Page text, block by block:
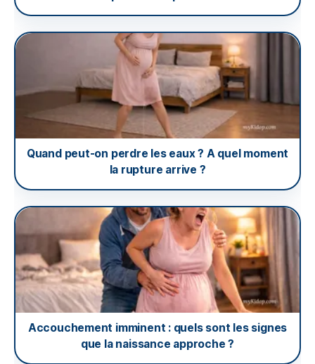
Quand peut-on perdre les eaux ? A quel moment
la rupture arrive ?
Accouchement imminent : quels sont les signes
que la naissance approche ?